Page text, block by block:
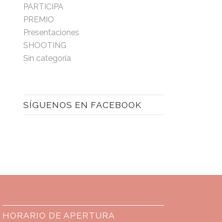
PARTICIPA
PREMIO
Presentaciones
SHOOTING
Sin categoría
SÍGUENOS EN FACEBOOK
HORARIO DE APERTURA